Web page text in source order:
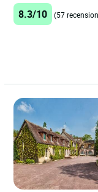
8.3/10 (57